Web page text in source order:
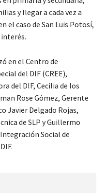
y llegar a cada vez a
el caso de San Luis Potosí,
en el Centro de
del DIF (CREE),
del DIF, Cecilia de los
Rose Gómez, Gerente
Javier Delgado Rojas,
de SLP y Guillermo
Social de